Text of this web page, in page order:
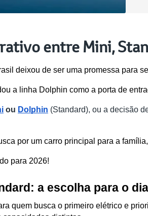
entre Mini,
deixou de ser uma promessa para
a linha Dolphin como a porta de
ou Dolphin (Standard), ou a decisão
por um carro principal para a
para 2026!
a escolha para o
quem busca o primeiro elétrico e